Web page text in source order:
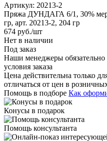
Артикул: 20213-2
Пряжа ДУНДАГА 6/1, 30%
гр, арт. 20213-2, 204 гр
674 руб./шт
Нет в наличии
Под заказ
Наши менеджеры обязательно
условия заказа
Цена действительна только
отличаться от цен в
Помощь в подборе Как
Конусы в подарок
Помощь консультанта